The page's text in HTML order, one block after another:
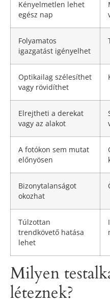
Kényelmetlen lehet
egész nap
Folyamatos
igazgatást igényelhet
Optikailag szélesíthet
vagy rövidíthet
Elrejtheti a derekat
vagy az alakot
A fotókon sem mutat
előnyösen
Bizonytalanságot
okozhat
Túlzottan
trendkövető hatása
lehet
Milyen
léteznek?